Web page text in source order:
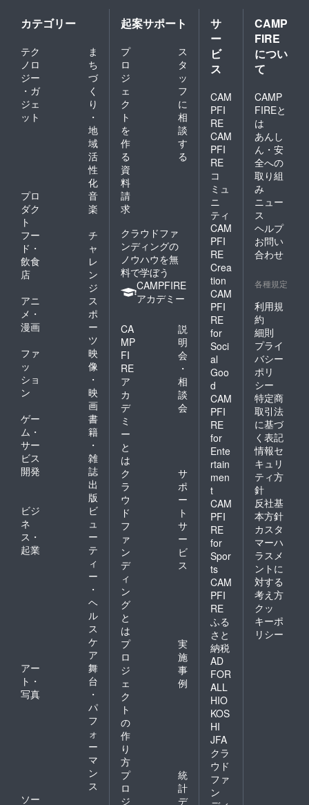
ます。現在も新しいメ
またご報告いたします。
欄へご
記入く
ださ
い。
カテゴリー
テク
ノロ
ジー
・ガ
ジェ
ット
ま
ち
づ
く
り
・
地
域
活
性
化
プロ
ダク
ト
音
楽
フー
ド・
飲食
店
チ
ャ
レ
ン
ジ
アニ
メ・
漫画
ス
ポ
ー
ツ
ファ
ッ
ショ
ン
映
像
・
映
画
ゲー
ム・
サー
ビス
開発
書
籍
・
雑
誌
出
版
ビジ
ネ
ス・
起業
ビ
ュ
ー
テ
ィ
ー
・
ヘ
ル
ス
ケ
ア
アー
ト・
写真
舞
台
・
パ
フ
ォ
ー
マ
ン
ス
ソー
起案サポート
プ
ロ
ジ
ェ
ク
ト
を
作
る
ス
タ
ッ
フ
に
相
談
す
る
資
料
請
求
クラウドファ
ンディングの
ノウハウを無
料で学ぼう
CAMPFIRE
アカデミー
CA
MP
FI
RE
ア
カ
デ
ミ
ー
と
は
説
明
会
・
相
談
会
ク
ラ
ウ
ド
フ
ァ
ン
デ
ィ
ン
グ
と
は
サ
ポ
ー
ト
サ
ー
ビ
ス
プ
ロ
ジ
ェ
ク
ト
の
作
り
方
実
施
事
例
プ
ロ
ジ
統
計
デ
サ
ー
ビ
ス
CAM
PFI
RE
CAM
PFI
RE
コ
ミュ
ニ
ティ
CAM
PFI
RE
Crea
tion
CAM
PFI
RE
for
Soci
al
Goo
d
CAM
PFI
RE
for
Ente
rtain
men
t
CAM
PFI
RE
for
Spor
ts
CAM
PFI
RE
ふる
さと
納税
AD
FOR
ALL
HIO
KOS
HI
JFA
クラ
ウド
ファ
ン
CAMP
FIRE
につい
て
CAMP
FIREと
は
あんし
ん・安
全への
取り組
み
ニュー
ス
ヘルプ
お問い
合わせ
各種規定
利用規
約
細則
プライ
バシー
ポリ
シー
特定商
取引法
に基づ
く表記
情報セ
キュリ
ティ方
針
反社基
本方針
カスタ
マーハ
ラスメ
ントに
対する
考え方
クッ
キーポ
リシー